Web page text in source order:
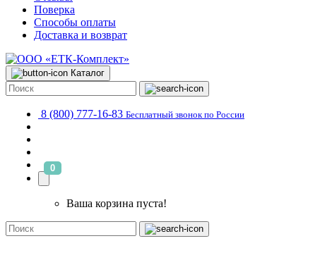
Поверка
Способы оплаты
Доставка и возврат
Каталог
8 (800) 777-16-83 Бесплатный звонок по России
0
Ваша корзина пуста!